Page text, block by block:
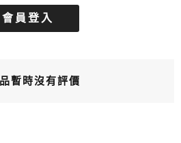
會員登入
暫時沒有評價